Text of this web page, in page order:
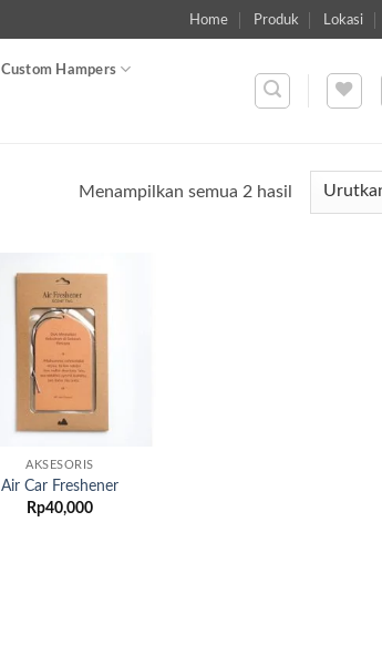
Home Produk Lokasi
Custom Hampers
Menampilkan semua 2 hasilDiurutkan
menurut
AKSESORIS
Air Car Freshener
Rp40,000